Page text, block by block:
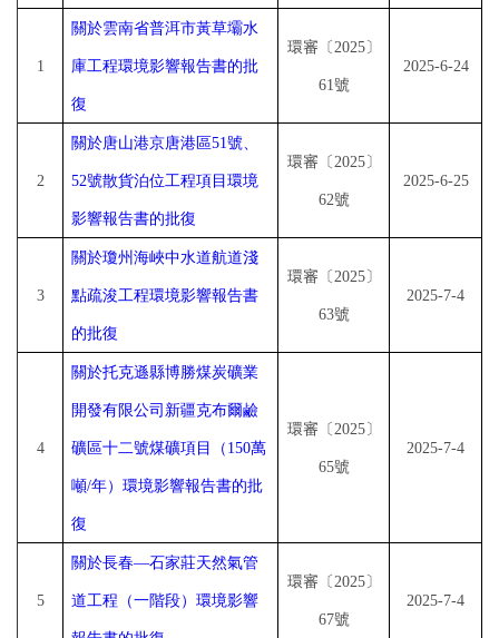
1
關於雲南省普洱市黃草壩水
庫工程環境影響報告書的批
復
環審〔 2025〕
61號
2025-6-24
2
關於唐山港京唐港區51號、
52號散貨泊位工程項目環境
影響報告書的批復
環審〔 2025〕
62號
2025-6-25
3
關於瓊州海峽中水道航道淺
點疏浚工程環境影響報告書
的批復
環審〔 2025〕
63號
2025-7-4
4
關於托克遜縣博勝煤炭礦業
開發有限公司新疆克布爾鹼
礦區十二號煤礦項目（ 150萬
噸/年）環境影響報告書的批
復
環審〔 2025〕
65號
2025-7-4
5
關於長春—石家莊天然氣管
道工程（一階段）環境影響
環審〔 2025〕
67號
2025-7-4